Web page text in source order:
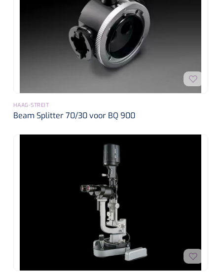
HAAG-STREIT
Beam Splitter 70/30 voor BQ 900